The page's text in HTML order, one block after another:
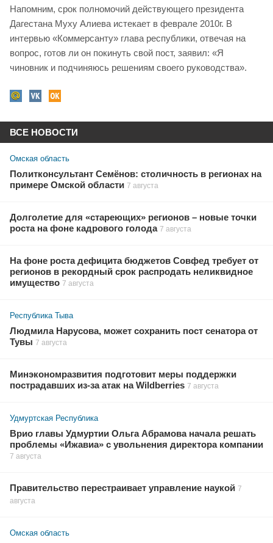
Напомним, срок полномочий действующего президента
Дагестана Муху Алиева истекает в феврале 2010г. В
интервью «Коммерсанту» глава республики, отвечая на
вопрос, готов ли он покинуть свой пост, заявил: «Я
чиновник и подчиняюсь решениям своего руководства».
ВСЕ НОВОСТИ
Омская область
Политконсультант Семёнов: столичность в регионах на
примере Омской области 7 августа
Долголетие для «стареющих» регионов – новые точки
роста на фоне кадрового голода 7 августа
На фоне роста дефицита бюджетов Совфед требует от
регионов в рекордный срок распродать неликвидное
имущество 7 августа
Республика Тыва
Людмила Нарусова, может сохранить пост сенатора от
Тувы 7 августа
Минэкономразвития подготовит меры поддержки
пострадавших из-за атак на Wildberries 7 августа
Удмуртская Республика
Врио главы Удмуртии Ольга Абрамова начала решать
проблемы «Ижавиа» с увольнения директора компании
7 августа
Правительство перестраивает управление наукой 7
августа
Омская область